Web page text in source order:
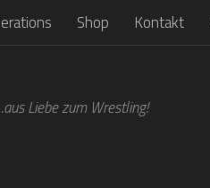
Shop Kontakt
Liebe zum Wrestling!